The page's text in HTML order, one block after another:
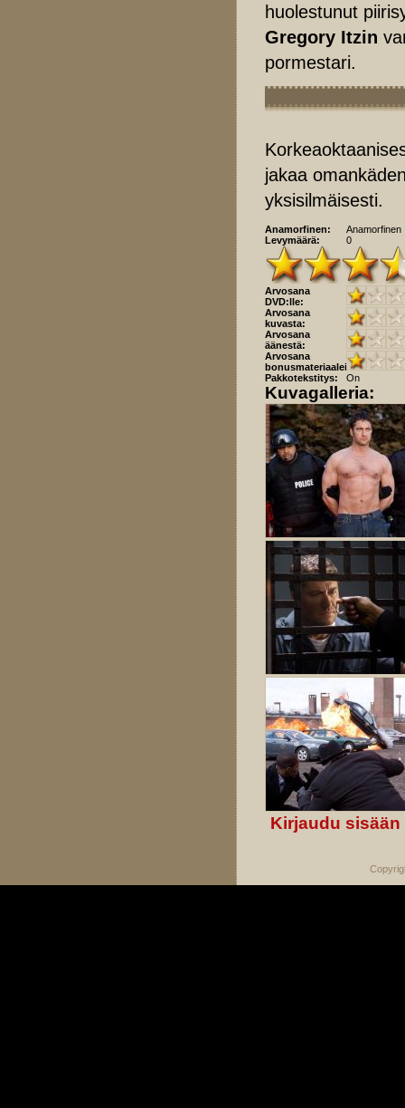
huolestunut
Gregory Itzin
pormestari.
jakaa
yksisilmäisesti.
Anamorfinen:
Anamorfinen
Levymäärä:
0
Arvosana
DVD:lle:
Arvosana
kuvasta:
Arvosana
äänestä:
Arvosana
bonusmateriaaleista:
Pakkotekstitys:
On
Kuvagalleria:
Kirjaudu sisään